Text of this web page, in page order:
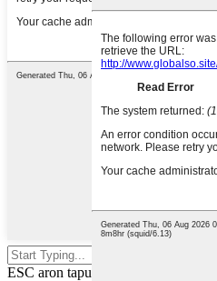
ESC aron tapuson